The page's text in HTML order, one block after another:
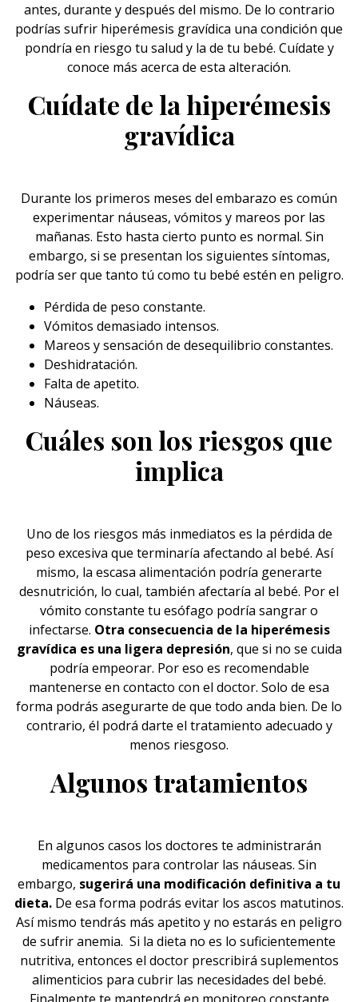
antes, durante y después del mismo. De lo contrario
podrías sufrir hiperémesis gravídica una condición que
pondría en riesgo tu salud y la de tu bebé. Cuídate y
conoce más acerca de esta alteración.
Cuídate de la hiperémesis
gravídica
Durante los primeros meses del embarazo es común
experimentar náuseas, vómitos y mareos por las
mañanas. Esto hasta cierto punto es normal. Sin
embargo, si se presentan los siguientes síntomas,
podría ser que tanto tú como tu bebé estén en peligro.
Pérdida de peso constante.
Vómitos demasiado intensos.
Mareos y sensación de desequilibrio constantes.
Deshidratación.
Falta de apetito.
Náuseas.
Cuáles son los riesgos que
implica
Uno de los riesgos más inmediatos es la pérdida de
peso excesiva que terminaría afectando al bebé. Así
mismo, la escasa alimentación podría generarte
desnutrición, lo cual, también afectaría al bebé. Por el
vómito constante tu esófago podría sangrar o
infectarse. Otra consecuencia de la hiperémesis
gravídica es una ligera depresión, que si no se cuida
podría empeorar. Por eso es recomendable
mantenerse en contacto con el doctor. Solo de esa
forma podrás asegurarte de que todo anda bien. De lo
contrario, él podrá darte el tratamiento adecuado y
menos riesgoso.
Algunos tratamientos
En algunos casos los doctores te administrarán
medicamentos para controlar las náuseas. Sin
embargo, sugerirá una modificación definitiva a tu
dieta. De esa forma podrás evitar los ascos matutinos.
Así mismo tendrás más apetito y no estarás en peligro
de sufrir anemia. Si la dieta no es lo suficientemente
nutritiva, entonces el doctor prescribirá suplementos
alimenticios para cubrir las necesidades del bebé.